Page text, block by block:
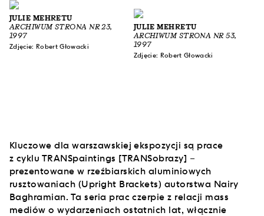
JULIE MEHRETU
ARCHIWUM STRONA NR 23,
1997
Zdjęcie: Robert Głowacki
JULIE MEHRETU
ARCHIWUM STRONA NR 53,
1997
Zdjęcie: Robert Głowacki
Kluczowe dla warszawskiej ekspozycji są prace
z cyklu TRANSpaintings [TRANSobrazy] –
prezentowane w rzeźbiarskich aluminiowych
rusztowaniach (Upright Brackets) autorstwa Nairy
Baghramian. Ta seria prac czerpie z relacji mass
mediów o wydarzeniach ostatnich lat, włącznie